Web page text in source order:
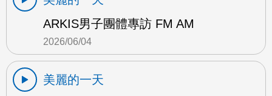
ARKIS男子團體專訪 FM AM
2026/06/04
美麗的一天